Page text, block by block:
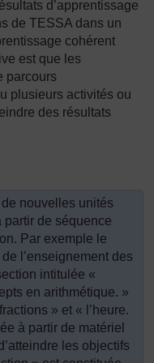
d’apprentissage
de TESSA dans un
cohérent
est que les
parcours
plusieurs activités ou
des résultats
nouvelles unités
partir de séquence
Par exemple le
l’enseignement des
intitulée «
en arithmétique. »
» et « l’heure.
à partir de matériel
les objectifs